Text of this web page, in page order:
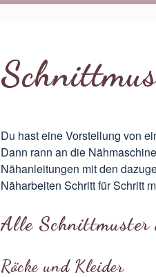
Du hast eine Vorstellung von
Dann rann an die
Nähanleitungen mit den
Näharbeiten Schritt für Schritt
Alle
Röcke und Kleider